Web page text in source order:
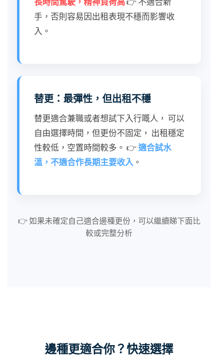
手，否則容易因出租表現不穩而影響收
入。
替更：最彈性，但出租不穩
替更適合兼職或者想試下入行嘅人， 可以
自由選擇時間，但更份不固定， 出租穩定
性較低，空置時間較多。 👉適合試水
溫，不適合作長期主要收入 。
👉 如果未確定自己適合邊種更份，可以繼續睇下面比
較或完整分析
邊種更適合你？快速選擇